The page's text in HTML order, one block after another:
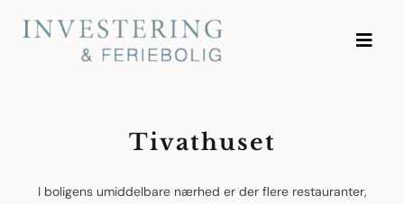
Investering og Feriebolig
Tivathuset
I boligens umiddelbare nærhed er der flere restauranter,